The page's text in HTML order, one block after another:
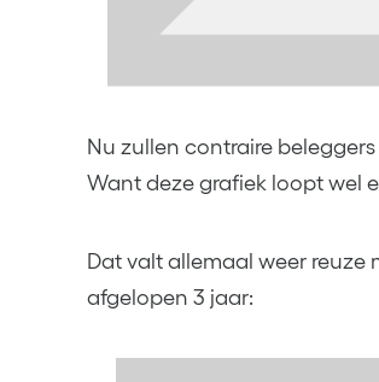
Nu zullen contraire
Want deze grafiek loopt wel
Dat valt allemaal weer reuze
afgelopen 3 jaar: